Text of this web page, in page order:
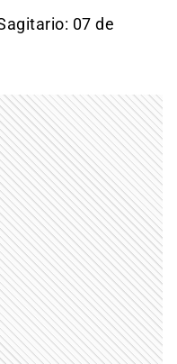
07 de